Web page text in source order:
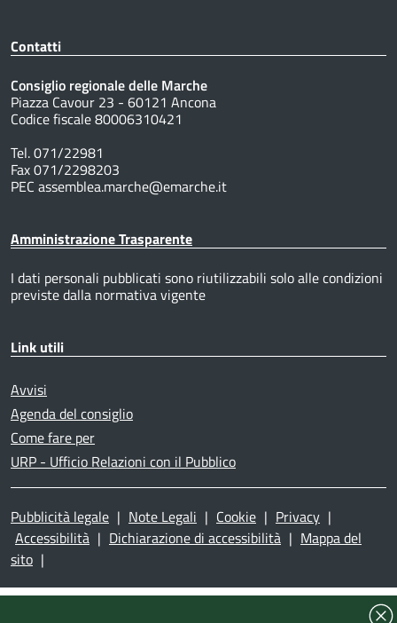
Contatti
Consiglio regionale delle Marche
Piazza Cavour 23 - 60121 Ancona
Codice fiscale 80006310421
Tel. 071/22981
Fax 071/2298203
PEC assemblea.marche@emarche.it
Amministrazione Trasparente
I dati personali pubblicati sono riutilizzabili solo alle condizioni
previste dalla normativa vigente
Link utili
Avvisi
Agenda del consiglio
Come fare per
URP - Ufficio Relazioni con il Pubblico
Pubblicità legale | Note Legali | Cookie | Privacy |
Accessibilità | Dichiarazione di accessibilità | Mappa del
sito |